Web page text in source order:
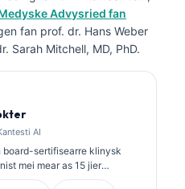
Advysried fan
fan prof. dr. Hans Weber
Sarah Mitchell, MD, PhD.
AI
board-sertifisearre klinysk
mei mear as 15 jier
en AI-